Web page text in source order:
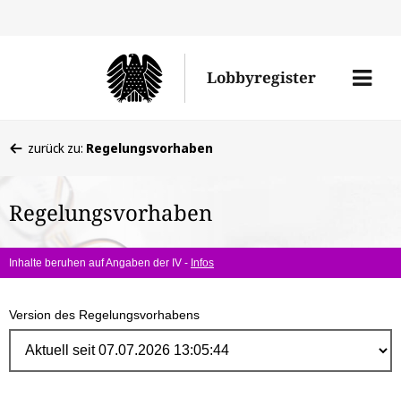
Lobbyregister
Menü
befinden
hier:
zurück zu: Regelungsvorhaben
Regelungsvorhaben
Inhalte beruhen auf Angaben der IV - Infos
Version des Regelungsvorhabens